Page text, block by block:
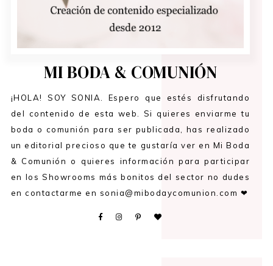
MI BODA & COMUNIÓN
¡HOLA! SOY SONIA. Espero que estés disfrutando
del contenido de esta web. Si quieres enviarme tu
boda o comunión para ser publicada, has realizado
un editorial precioso que te gustaría ver en Mi Boda
& Comunión o quieres información para participar
en los Showrooms más bonitos del sector no dudes
en contactarme en sonia@mibodaycomunion.com ❤